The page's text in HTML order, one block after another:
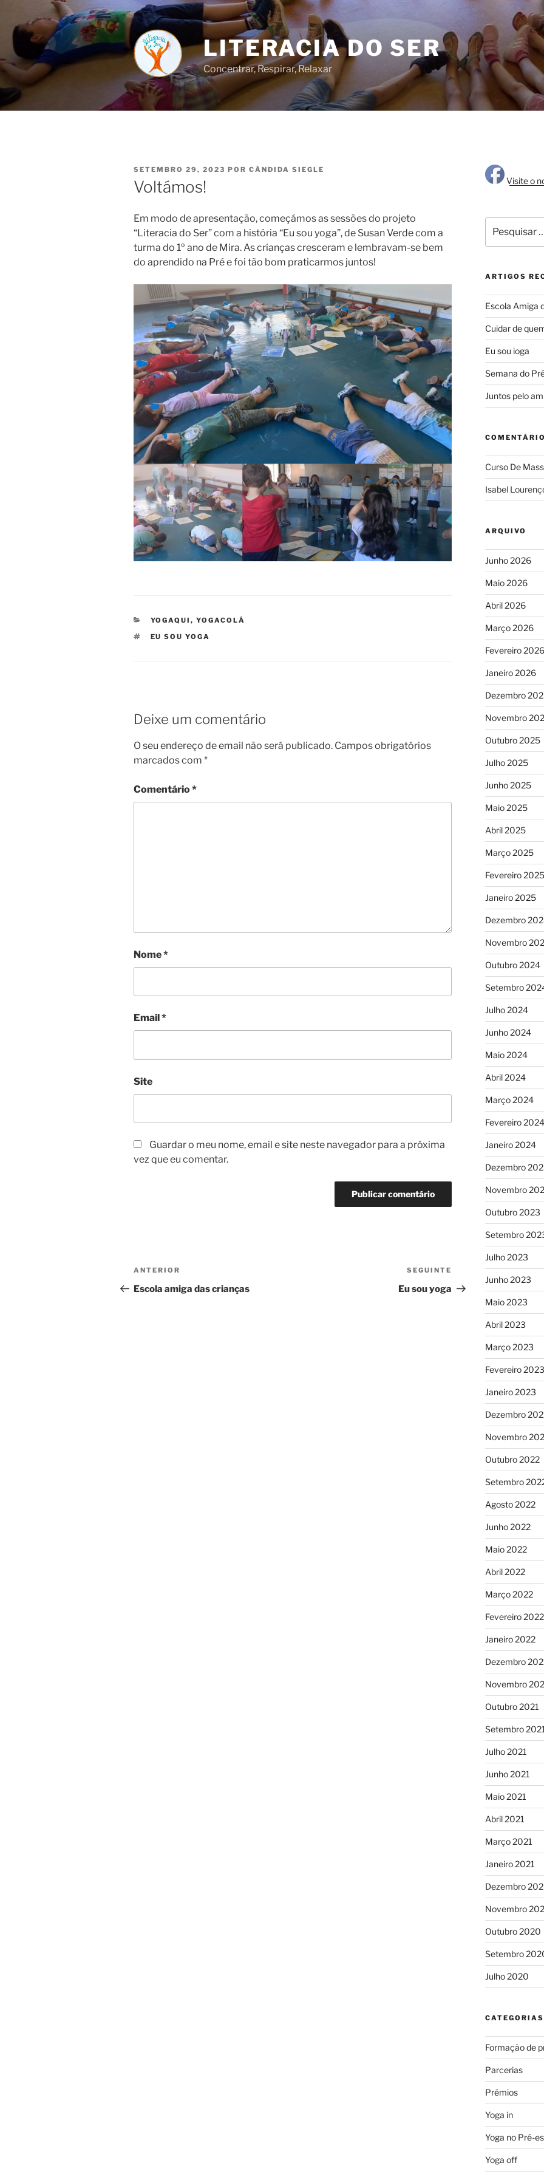
conteúdo
LITERACIA DO SER
Concentrar, Respirar, Relaxar
PUBLICADO
EM
SETEMBRO 29, 2023 POR CÂNDIDA SIEGLE
Voltámos!
Em modo de apresentação, começámos as sessões do projeto
“Literacia do Ser” com a história “Eu sou yoga”, de Susan Verde com a
turma do 1º ano de Mira. As crianças cresceram e lembravam-se bem
do aprendido na Pré e foi tão bom praticarmos juntos!
CATEGORIAS
YOGAQUI, YOGACOLÁ
ETIQUETAS
EU SOU YOGA
Deixe um comentário
O seu endereço de email não será publicado. Campos obrigatórios
marcados com *
Comentário*
Nome*
Email *
Site
Guardar o meu nome, email e site neste navegador para a próxima
vez que eu comentar.
Navegação
de
Conteúdo
anterior
ANTERIOR
Escola amiga das crianças
Conteúdo
seguinte
SEGUINTE
Eu sou yoga
Visite o
por:
ARTIGOS
Escola Amiga
Cuidar de
Eu sou ioga
Semana do
Juntos pelo
Curso De
Isabel
ARQUIVO
Junho 2026
Maio 2026
Abril 2026
Março 2026
Fevereiro 2026
Janeiro 2026
Dezembro
Novembro
Outubro 2025
Julho 2025
Junho 2025
Maio 2025
Abril 2025
Março 2025
Fevereiro 2025
Janeiro 2025
Dezembro
Novembro
Outubro 2024
Setembro
Julho 2024
Junho 2024
Maio 2024
Abril 2024
Março 2024
Fevereiro 2024
Janeiro 2024
Dezembro
Novembro
Outubro 2023
Setembro
Julho 2023
Junho 2023
Maio 2023
Abril 2023
Março 2023
Fevereiro 2023
Janeiro 2023
Dezembro
Novembro
Outubro 2022
Setembro
Agosto 2022
Junho 2022
Maio 2022
Abril 2022
Março 2022
Fevereiro 2022
Janeiro 2022
Dezembro
Novembro
Outubro 2021
Setembro 2021
Julho 2021
Junho 2021
Maio 2021
Abril 2021
Março 2021
Janeiro 2021
Dezembro
Novembro
Outubro 2020
Setembro
Julho 2020
CATEGORIAS
Formação de
Parcerias
Prémios
Yoga in
Yoga no Pré-
Yoga off